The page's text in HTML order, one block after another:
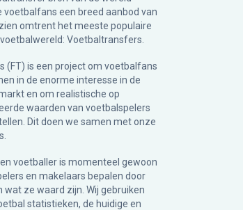
voetbalfans een breed aanbod van
omtrent het meeste populaire
Voetbaltransfers.
(FT) is een project om voetbalfans
in de enorme interesse in de
en om realistische op
waarden van voetbalspelers
Dit doen we samen met onze
voetballer is momenteel gewoon
en makelaars bepalen door
wat ze waard zijn. Wij gebruiken
statistieken, de huidige en